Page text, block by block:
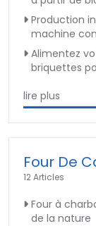
Production
machine
Alimentez
briquettes
lire plus
Four De
12 Articles
Four à
de la nature